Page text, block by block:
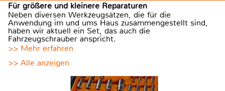
Für größere und kleinere Reparaturen
Neben diversen Werkzeugsätzen, die für die
Anwendung im und ums Haus zusammengestellt sind,
haben wir aktuell ein Set, das auch die
Fahrzeugschrauber anspricht.
>> Mehr erfahren
>> Alle anzeigen